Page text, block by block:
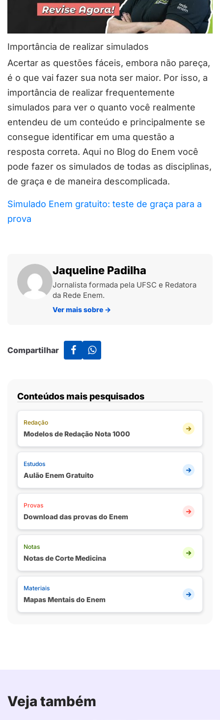
Importância de realizar simulados
Acertar as questões fáceis, embora não pareça,
é o que vai fazer sua nota ser maior. Por isso, a
importância de realizar frequentemente
simulados para ver o quanto você realmente
entendeu de um conteúdo e principalmente se
consegue identificar em uma questão a
resposta correta. Aqui no Blog do Enem você
pode fazer os simulados de todas as disciplinas,
de graça e de maneira descomplicada.
Simulado Enem gratuito: teste de graça para a
prova
Jaqueline Padilha
Jornalista formada pela UFSC e Redatora
da Rede Enem.
Ver mais sobre →
Compartilhar
Conteúdos mais pesquisados
Redação
Modelos de Redação Nota 1000
Estudos
Aulão Enem Gratuito
Provas
Download das provas do Enem
Notas
Notas de Corte Medicina
Materiais
Mapas Mentais do Enem
Veja também